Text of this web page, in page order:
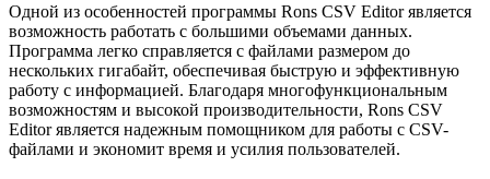
Одной из особенностей программы Rons CSV Editor является
возможность работать с большими объемами данных.
Программа легко справляется с файлами размером до
нескольких гигабайт, обеспечивая быструю и эффективную
работу с информацией. Благодаря многофункциональным
возможностям и высокой производительности, Rons CSV
Editor является надежным помощником для работы с CSV-
файлами и экономит время и усилия пользователей.